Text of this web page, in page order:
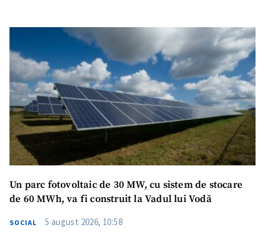
Un parc fotovoltaic de 30 MW, cu sistem de stocare
de 60 MWh, va fi construit la Vadul lui Vodă
SOCIAL 5 august 2026, 10:58